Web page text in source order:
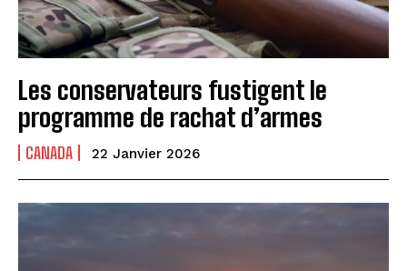
Les conservateurs fustigent le
programme de rachat d’armes
CANADA 22 Janvier 2026